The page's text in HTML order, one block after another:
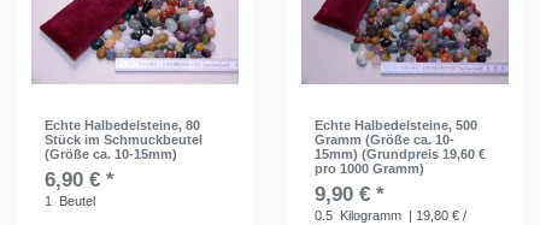
Echte Halbedelsteine, 80
Stück im Schmuckbeutel
(Größe ca. 10-15mm)
6,90 € *
1 Beutel
Echte Halbedelsteine, 500
Gramm (Größe ca. 10-
15mm) (Grundpreis 19,60 €
pro 1000 Gramm)
9,90 € *
0.5 Kilogramm | 19,80 € /